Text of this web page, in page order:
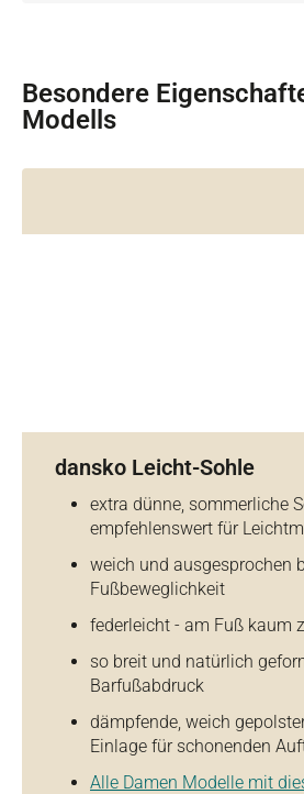
Besondere
Modells
dansko Leicht-Sohle
extra dünne, sommerliche
empfehlenswert für
weich und ausgesprochen
Fußbeweglichkeit
federleicht - am Fuß kaum
so breit und natürlich
Barfußabdruck
dämpfende, weich
Einlage für schonenden
Alle Damen Modelle mit